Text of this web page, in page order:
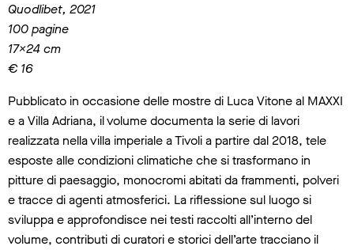
Quodlibet, 2021
100 pagine
17×24 cm
€ 16
Pubblicato in occasione delle mostre di Luca Vitone al MAXXI
e a Villa Adriana, il volume documenta la serie di lavori
realizzata nella villa imperiale a Tivoli a partire dal 2018, tele
esposte alle condizioni climatiche che si trasformano in
pitture di paesaggio, monocromi abitati da frammenti, polveri
e tracce di agenti atmosferici. La riflessione sul luogo si
sviluppa e approfondisce nei testi raccolti all’interno del
volume, contributi di curatori e storici dell’arte tracciano il